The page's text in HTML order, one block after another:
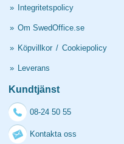
» Integritetspolicy
» Om SwedOffice.se
» Köpvillkor / Cookiepolicy
» Leverans
Kundtjänst
08-24 50 55
Kontakta oss